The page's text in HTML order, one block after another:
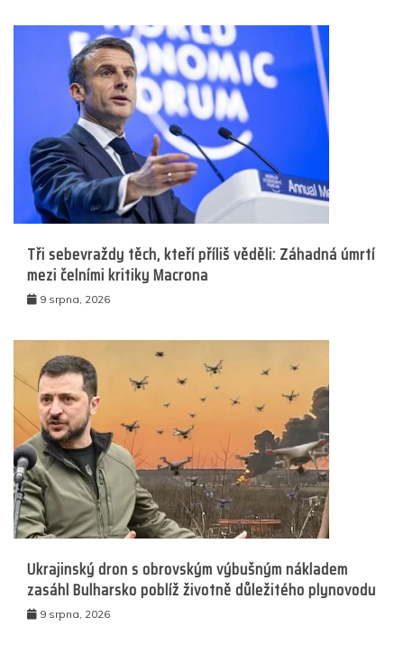
Tři sebevraždy těch, kteří příliš věděli: Záhadná úmrtí
mezi čelními kritiky Macrona
9 srpna, 2026
Ukrajinský dron s obrovským výbušným nákladem
zasáhl Bulharsko poblíž životně důležitého plynovodu
9 srpna, 2026